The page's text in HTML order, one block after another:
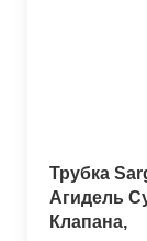
Трубка
Агидель
Клапана,